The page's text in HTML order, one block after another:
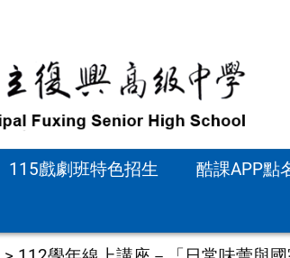
115戲劇班特色招生 酷課APP點